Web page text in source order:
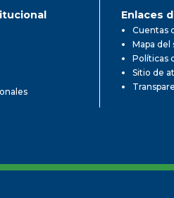
Enlaces
Cuentas
Mapa del
Políticas
Sitio de